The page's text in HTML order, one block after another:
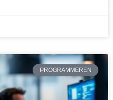
PROGRAMMEREN